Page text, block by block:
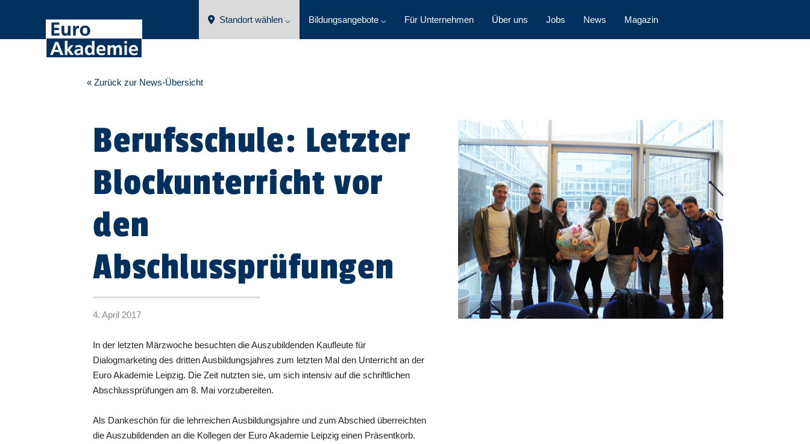
Standort wählen ⌵ Bildungsangebote ⌵ Für Unternehmen Über uns Jobs News Magazin
« Zurück zur News-Übersicht
Berufsschule: Letzter
Blockunterricht vor
den
Abschlussprüfungen
4. April 2017
In der letzten Märzwoche besuchten die Auszubildenden Kaufleute für
Dialogmarketing des dritten Ausbildungsjahres zum letzten Mal den Unterricht an der
Euro Akademie Leipzig. Die Zeit nutzten sie, um sich intensiv auf die schriftlichen
Abschlussprüfungen am 8. Mai vorzubereiten.
Als Dankeschön für die lehrreichen Ausbildungsjahre und zum Abschied überreichten
die Auszubildenden an die Kollegen der Euro Akademie Leipzig einen Präsentkorb.